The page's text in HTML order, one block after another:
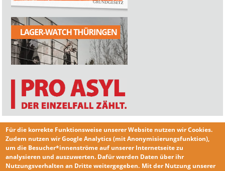
Für die korrekte Funktionsweise unserer Website nutzen wirCookies.
Zudem nutzen wirGoogle Analytics(mit Anonymisierungsfunktion),
um die Besucher*innenströme auf unserer Internetseite zu
analysieren und auszuwerten. Dafür werden Daten über ihr
Nutzungsverhalten an Dritte weitergegeben. Mit der Nutzung unserer